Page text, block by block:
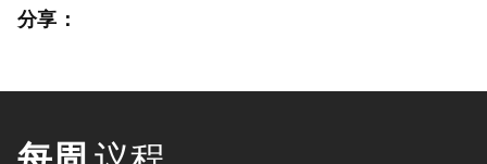
分享：